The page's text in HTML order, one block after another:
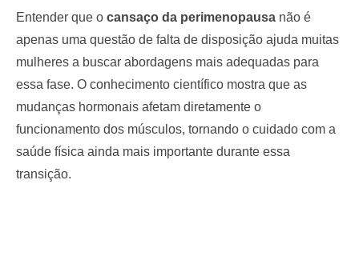
Entender que o cansaço da perimenopausa não é
apenas uma questão de falta de disposição ajuda muitas
mulheres a buscar abordagens mais adequadas para
essa fase. O conhecimento científico mostra que as
mudanças hormonais afetam diretamente o
funcionamento dos músculos, tornando o cuidado com a
saúde física ainda mais importante durante essa
transição.